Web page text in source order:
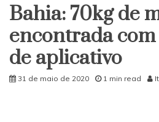
Bahia: 70kg de
encontrada
de aplicativo
31 de maio de 2020 1 min read